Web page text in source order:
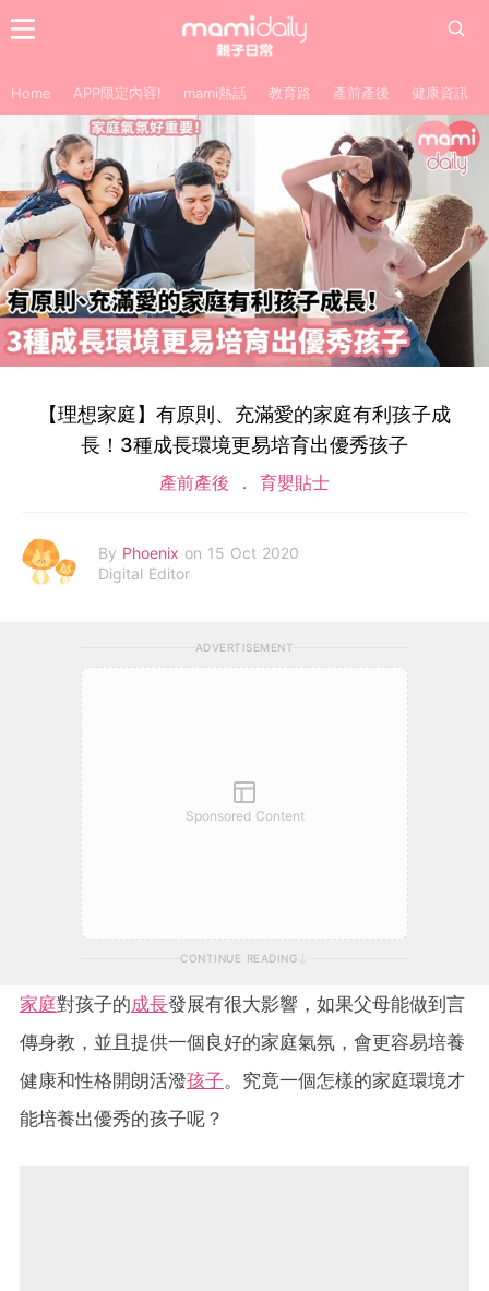
Home APP限定內容! mami熱話 教育路 產前產後 健康資訊
【理想家庭】有原則、充滿愛的家庭有利孩子成
長！3種成長環境更易培育出優秀孩子
產前產後 育嬰貼士
By Phoenix on 15 Oct 2020
Digital Editor
ADVERTISEMENT
Sponsored Content
CONTINUE READING
家庭對孩子的成長發展有很大影響，如果父母能做到言
傳身教，並且提供一個良好的家庭氣氛，會更容易培養
健康和性格開朗活潑孩子。究竟一個怎樣的家庭環境才
能培養出優秀的孩子呢？